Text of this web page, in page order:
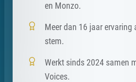
en Monzo.
Meer dan 16 jaar ervaring
stem.
Werkt sinds 2024 samen
Voices.